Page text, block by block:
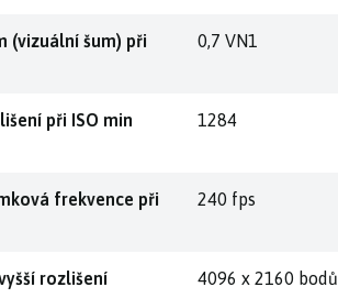
(vizuální šum) při
0,7 VN1
při ISO min
1284
frekvence při
240 fps
rozlišení
4096 x 2160 bodů